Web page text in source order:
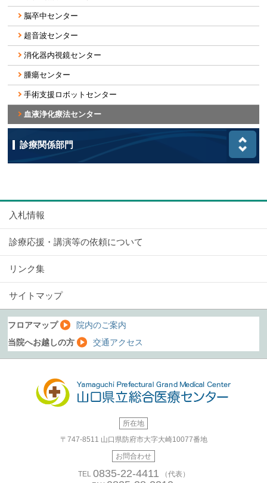
脳卒中センター
超音波センター
消化器内視鏡センター
腫瘍センター
手術支援ロボットセンター
血液浄化療法センター
診療関係部門
入札情報
診療応援・講演等の依頼について
リンク集
サイトマップ
フロアマップ
院内のご案内
当院へお越しの方
交通アクセス
所在地
〒747-8511 山口県防府市大字大崎10077番地
お問合わせ
TEL 0835-22-4411
（代表）